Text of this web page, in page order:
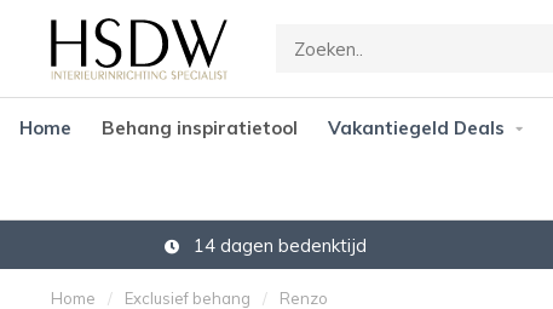
Home Behang inspiratietool Vakantiegeld Deals
14 dagen bedenktijd
Home / Exclusief behang / Renzo